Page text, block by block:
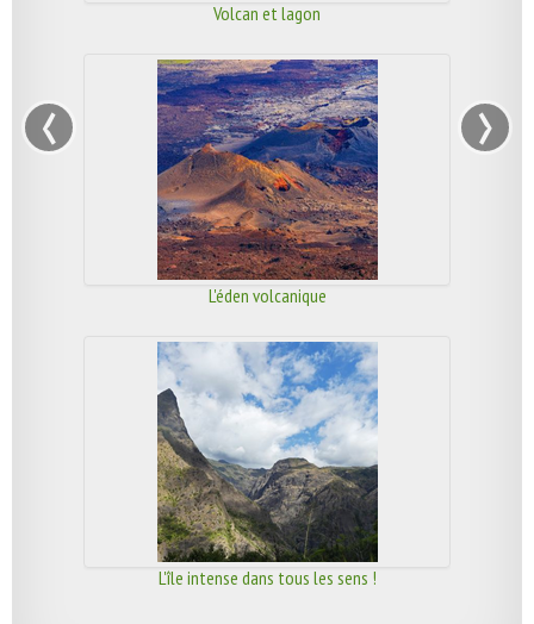
Volcan et lagon
L'éden volcanique
L'île intense dans tous les sens !
‹ ›